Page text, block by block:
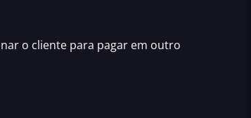
o cliente para pagar em outro